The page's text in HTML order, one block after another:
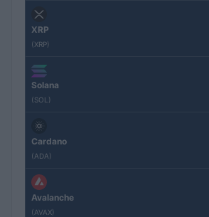
XRP
(XRP)
Solana
(SOL)
Cardano
(ADA)
Avalanche
(AVAX)